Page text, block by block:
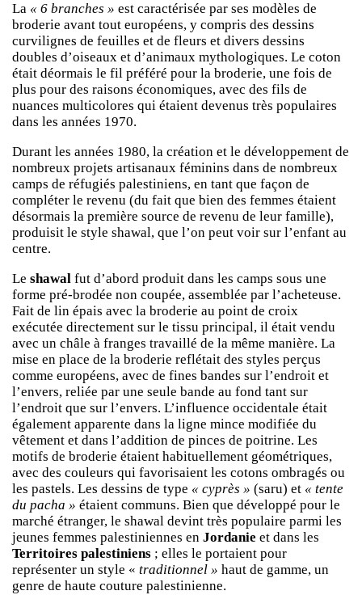
La « 6 branches » est caractérisée par ses modèles de
broderie avant tout européens, y compris des dessins
curvilignes de feuilles et de fleurs et divers dessins
doubles d’oiseaux et d’animaux mythologiques. Le coton
était déormais le fil préféré pour la broderie, une fois de
plus pour des raisons économiques, avec des fils de
nuances multicolores qui étaient devenus très populaires
dans les années 1970.
Durant les années 1980, la création et le développement de
nombreux projets artisanaux féminins dans de nombreux
camps de réfugiés palestiniens, en tant que façon de
compléter le revenu (du fait que bien des femmes étaient
désormais la première source de revenu de leur famille),
produisit le style shawal, que l’on peut voir sur l’enfant au
centre.
Le shawal fut d’abord produit dans les camps sous une
forme pré-brodée non coupée, assemblée par l’acheteuse.
Fait de lin épais avec la broderie au point de croix
exécutée directement sur le tissu principal, il était vendu
avec un châle à franges travaillé de la même manière. La
mise en place de la broderie reflétait des styles perçus
comme européens, avec de fines bandes sur l’endroit et
l’envers, reliée par une seule bande au fond tant sur
l’endroit que sur l’envers. L’influence occidentale était
également apparente dans la ligne mince modifiée du
vêtement et dans l’addition de pinces de poitrine. Les
motifs de broderie étaient habituellement géométriques,
avec des couleurs qui favorisaient les cotons ombragés ou
les pastels. Les dessins de type « cyprès » (saru) et « tente
du pacha » étaient communs. Bien que développé pour le
marché étranger, le shawal devint très populaire parmi les
jeunes femmes palestiniennes en Jordanie et dans les
Territoires palestiniens ; elles le portaient pour
représenter un style « traditionnel » haut de gamme, un
genre de haute couture palestinienne.